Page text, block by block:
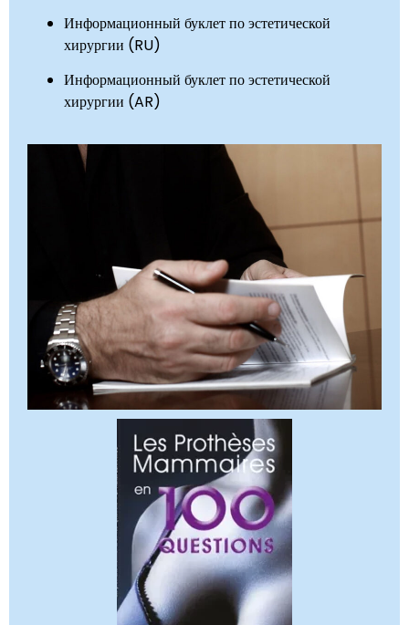
Информационный буклет по эстетической
хирургии (RU)
Информационный буклет по эстетической
хирургии (AR)